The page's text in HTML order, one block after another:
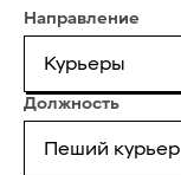
Направление
Курьеры
Должность
Пеший курьер